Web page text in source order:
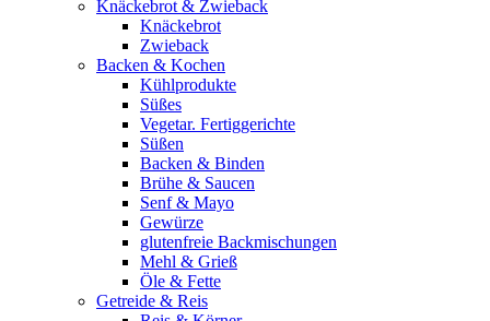
Knäckebrot & Zwieback
Knäckebrot
Zwieback
Backen & Kochen
Kühlprodukte
Süßes
Vegetar. Fertiggerichte
Süßen
Backen & Binden
Brühe & Saucen
Senf & Mayo
Gewürze
glutenfreie Backmischungen
Mehl & Grieß
Öle & Fette
Getreide & Reis